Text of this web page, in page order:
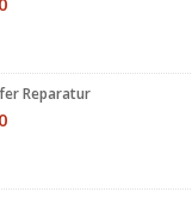
Reparatur